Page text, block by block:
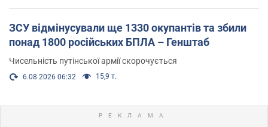
ЗСУ відмінусували ще 1330 окупантів та збили
понад 1800 російських БПЛА – Генштаб
Чисельність путінської армії скорочується
6.08.2026 06:32 15,9 т.